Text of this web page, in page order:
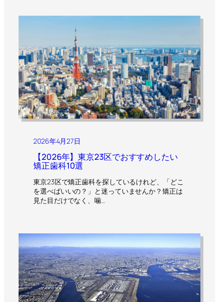
2026年4月27日
【2026年】東京23区でおすすめしたい
矯正歯科10選
東京23区で矯正歯科を探しているけれど、「どこ
を選べばいいの？」と迷っていませんか？矯正は
見た目だけでなく、噛…